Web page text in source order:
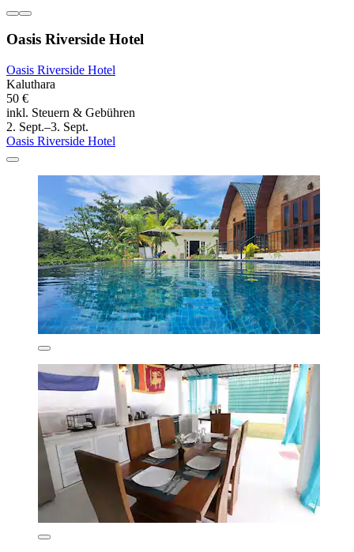
Oasis Riverside Hotel
Oasis Riverside Hotel
Kaluthara
50 €
inkl. Steuern & Gebühren
2. Sept.–3. Sept.
Oasis Riverside Hotel